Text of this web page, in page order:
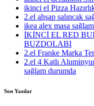
ikinci el Pizza
2.el ahşap salıncak
ikea alex masa
İKİNCİ EL RED
BUZDOLABI
2.el Franke Marka
2.el 4 Katlı
sağlam durumda
Son Yazılar